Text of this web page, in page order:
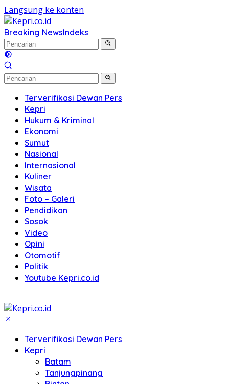
Langsung ke konten
Breaking NewsIndeks
Terverifikasi Dewan Pers
Kepri
Hukum & Kriminal
Ekonomi
Sumut
Nasional
Internasional
Kuliner
Wisata
Foto – Galeri
Pendidikan
Sosok
Video
Opini
Otomotif
Politik
Youtube Kepri.co.id
Terverifikasi Dewan Pers
Kepri
Batam
Tanjungpinang